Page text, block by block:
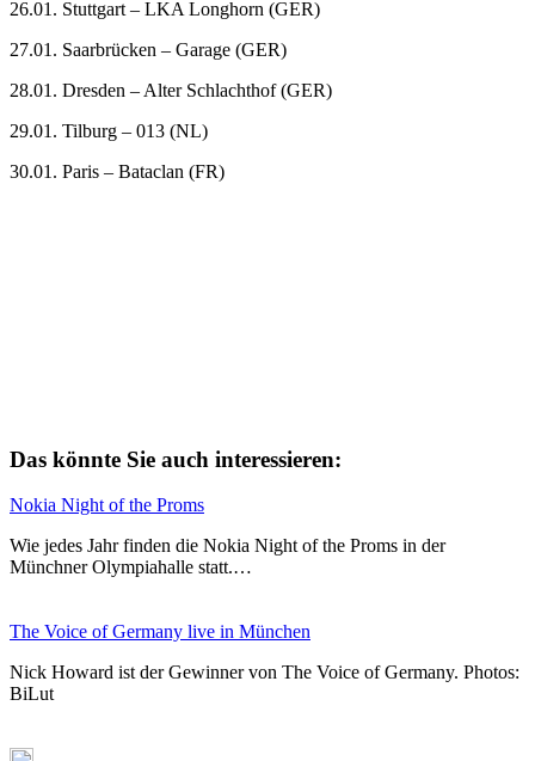
26.01. Stuttgart – LKA Longhorn (GER)
27.01. Saarbrücken – Garage (GER)
28.01. Dresden – Alter Schlachthof (GER)
29.01. Tilburg – 013 (NL)
30.01. Paris – Bataclan (FR)
Das könnte Sie auch interessieren:
Nokia Night of the Proms
Wie jedes Jahr finden die Nokia Night of the Proms in der
Münchner Olympiahalle statt.…
The Voice of Germany live in München
Nick Howard ist der Gewinner von The Voice of Germany. Photos:
BiLut